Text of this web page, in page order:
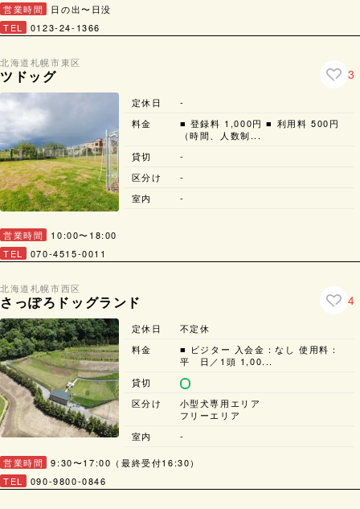
営業時間
日の出〜日没
TEL
0123-24-1366
北海道札幌市東区
ツドッグ 3
営業時間
10:00〜18:00
TEL
070-4515-0011
定休日
-
料金
■ 登録料 1,000円 ■ 利用料 500円
（時間、人数制...
貸切
-
区分け
-
室内
-
北海道札幌市西区
さっぽろドッグランド 4
営業時間
9:30〜17:00（最終受付16:30）
TEL
090-9800-0846
定休日
不定休
料金
■ ビジター 入会金：なし 使用料：
平 日／1頭 1,00...
貸切
区分け
小型犬専用エリア
フリーエリア
室内
-